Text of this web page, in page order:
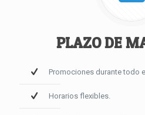
PLAZO DE
Promociones durante todo
Horarios flexibles.